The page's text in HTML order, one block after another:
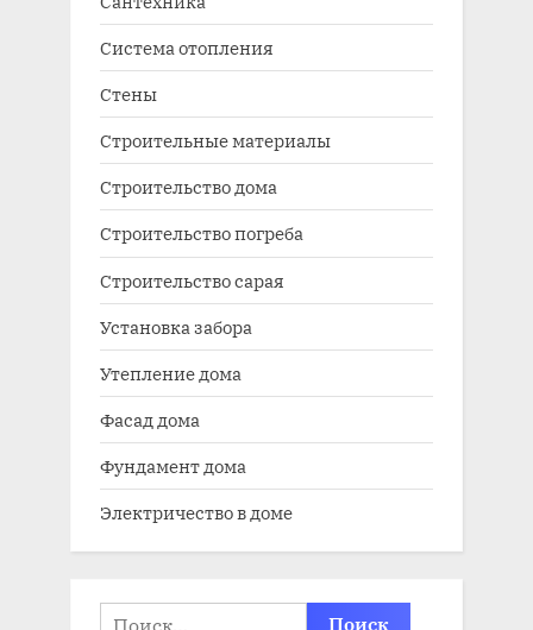
Система отопления
Стены
Строительные материалы
Строительство дома
Строительство погреба
Строительство сарая
Установка забора
Утепление дома
Фасад дома
Фундамент дома
Электричество в доме
Найти: